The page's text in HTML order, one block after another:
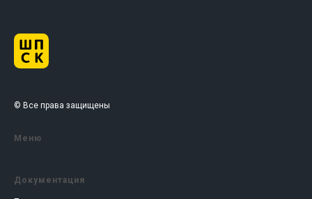
© Все права защищены
Меню
Документация